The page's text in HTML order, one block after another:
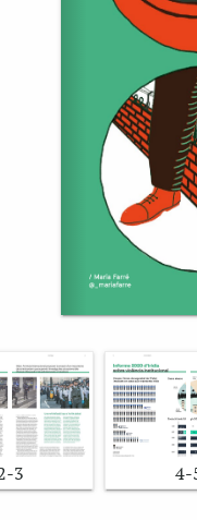
3 4-